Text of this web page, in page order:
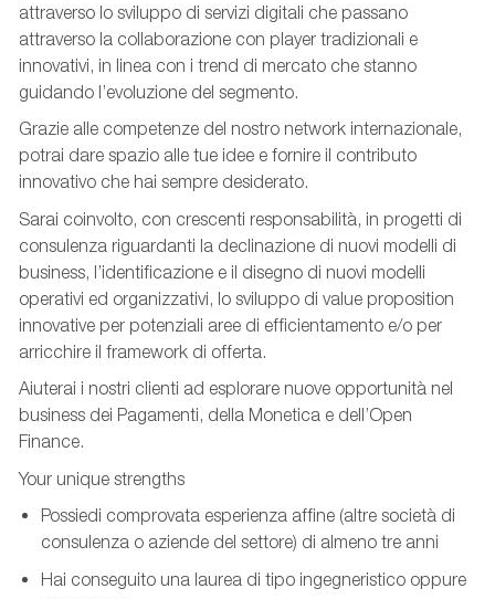
attraverso lo sviluppo di servizi digitali che passano
attraverso la collaborazione con player tradizionali e
innovativi, in linea con i trend di mercato che stanno
guidando l’evoluzione del segmento.
Grazie alle competenze del nostro network internazionale,
potrai dare spazio alle tue idee e fornire il contributo
innovativo che hai sempre desiderato.
Sarai coinvolto, con crescenti responsabilità, in progetti di
consulenza riguardanti la declinazione di nuovi modelli di
business, l’identificazione e il disegno di nuovi modelli
operativi ed organizzativi, lo sviluppo di value proposition
innovative per potenziali aree di efficientamento e/o per
arricchire il framework di offerta.
Aiuterai i nostri clienti ad esplorare nuove opportunità nel
business dei Pagamenti, della Monetica e dell’Open
Finance.
Your unique strengths
Possiedi comprovata esperienza affine (altre società di
consulenza o aziende del settore) di almeno tre anni
Hai conseguito una laurea di tipo ingegneristico oppure